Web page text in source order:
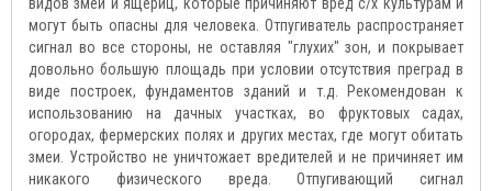
видов змей и ящериц, которые причиняют вред с/х культурам и
могут быть опасны для человека. Отпугиватель распространяет
сигнал во все стороны, не оставляя "глухих" зон, и покрывает
довольно большую площадь при условии отсутствия преград в
виде построек, фундаментов зданий и т.д. Рекомендован к
использованию на дачных участках, во фруктовых садах,
огородах, фермерских полях и других местах, где могут обитать
змеи. Устройство не уничтожает вредителей и не причиняет им
никакого физического вреда. Отпугивающий сигнал